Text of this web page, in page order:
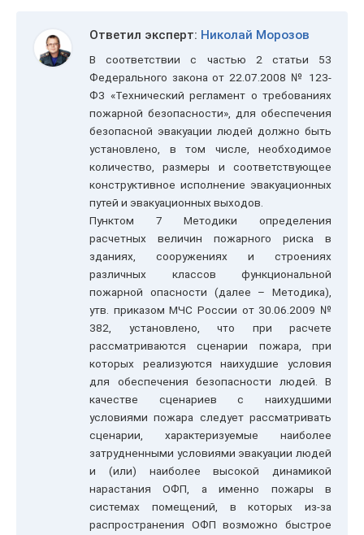
Ответил эксперт: Николай Морозов
В соответствии с частью 2 статьи 53
Федерального закона от 22.07.2008 № 123-
ФЗ «Технический регламент о требованиях
пожарной безопасности», для обеспечения
безопасной эвакуации людей должно быть
установлено, в том числе, необходимое
количество, размеры и соответствующее
конструктивное исполнение эвакуационных
путей и эвакуационных выходов.
Пунктом 7 Методики определения
расчетных величин пожарного риска в
зданиях, сооружениях и строениях
различных классов функциональной
пожарной опасности (далее – Методика),
утв. приказом МЧС России от 30.06.2009 №
382, установлено, что при расчете
рассматриваются сценарии пожара, при
которых реализуются наихудшие условия
для обеспечения безопасности людей. В
качестве сценариев с наихудшими
условиями пожара следует рассматривать
сценарии, характеризуемые наиболее
затрудненными условиями эвакуации людей
и (или) наиболее высокой динамикой
нарастания ОФП, а именно пожары в
системах помещений, в которых из-за
распространения ОФП возможно быстрое